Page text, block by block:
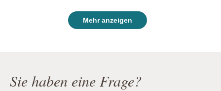
Mehr anzeigen
Sie haben eine Frage?